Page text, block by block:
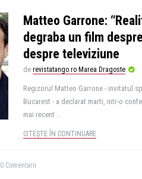
Matteo Garrone:
degraba un film
despre televiziune
de revistatango.ro Marea Dragoste
Regizorul Matteo Garrone - invitatul
Bucarest - a declarat marti, intr-o
mai recent ..
CITEȘTE ÎN CONTINUARE
0 Comentarii